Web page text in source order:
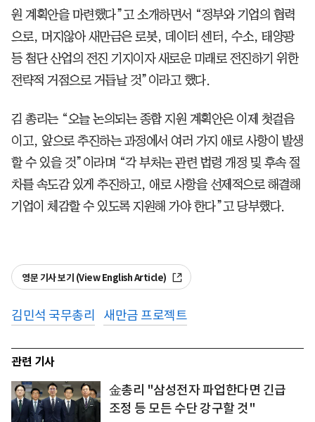
원 계획안을 마련했다”고 소개하면서 “정부와 기업의 협력
으로, 머지않아 새만금은 로봇, 데이터 센터, 수소, 태양광
등 첨단 산업의 전진 기지이자 새로운 미래로 전진하기 위한
전략적 거점으로 거듭날 것”이라고 했다.
김 총리는 “오늘 논의되는 종합 지원 계획안은 이제 첫걸음
이고, 앞으로 추진하는 과정에서 여러 가지 애로 사항이 발생
할 수 있을 것”이라며 “각 부처는 관련 법령 개정 및 후속 절
차를 속도감 있게 추진하고, 애로 사항을 선제적으로 해결해
기업이 체감할 수 있도록 지원해 가야 한다”고 당부했다.
영문 기사 보기 (View English Article)
김민석 국무총리 새만금 프로젝트
관련 기사
金총리 "삼성전자 파업한다면 긴급
조정 등 모든 수단 강구할 것"